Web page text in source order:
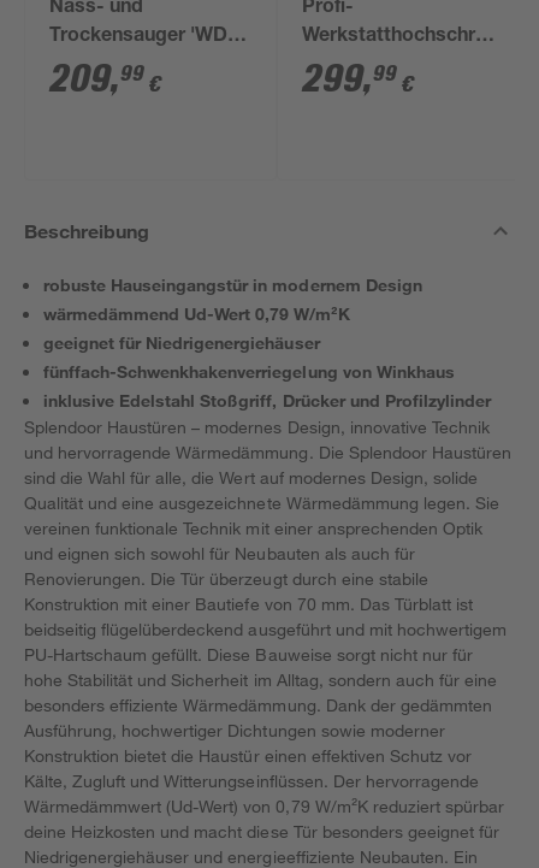
Nass- und
Trockensauger 'WD 6
P S V-30/6/22/T'
209,99 €
Profi-
Werkstatthochschrank,
3 Einlegeböden, 91 x
182 x 45 cm
299,99 €
Beschreibung
robuste Hauseingangstür in modernem Design
wärmedämmend Ud-Wert 0,79 W/m²K
geeignet für Niedrigenergiehäuser
fünffach-Schwenkhakenverriegelung von Winkhaus
inklusive Edelstahl Stoßgriff, Drücker und Profilzylinder
Splendoor Haustüren – modernes Design, innovative Technik
und hervorragende Wärmedämmung. Die Splendoor Haustüren
sind die Wahl für alle, die Wert auf modernes Design, solide
Qualität und eine ausgezeichnete Wärmedämmung legen. Sie
vereinen funktionale Technik mit einer ansprechenden Optik
und eignen sich sowohl für Neubauten als auch für
Renovierungen. Die Tür überzeugt durch eine stabile
Konstruktion mit einer Bautiefe von 70 mm. Das Türblatt ist
beidseitig flügelüberdeckend ausgeführt und mit hochwertigem
PU-Hartschaum gefüllt. Diese Bauweise sorgt nicht nur für
hohe Stabilität und Sicherheit im Alltag, sondern auch für eine
besonders effiziente Wärmedämmung. Dank der gedämmten
Ausführung, hochwertiger Dichtungen sowie moderner
Konstruktion bietet die Haustür einen effektiven Schutz vor
Kälte, Zugluft und Witterungseinflüssen. Der hervorragende
Wärmedämmwert (Ud-Wert) von 0,79 W/m²K reduziert spürbar
deine Heizkosten und macht diese Tür besonders geeignet für
Niedrigenergiehäuser und energieeffiziente Neubauten. Ein